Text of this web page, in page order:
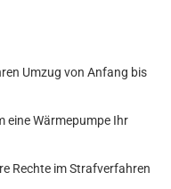
Umzug von Anfang bis
eine Wärmepumpe Ihr
Rechte im Strafverfahren